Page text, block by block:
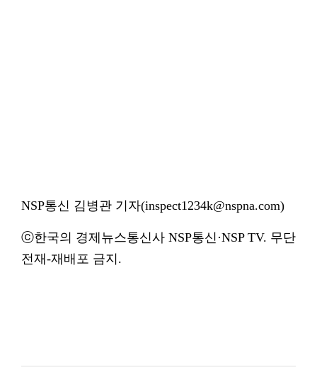
NSP통신 김병관 기자(inspect1234k@nspna.com)
ⓒ한국의 경제뉴스통신사 NSP통신·NSP TV. 무단
전재-재배포 금지.